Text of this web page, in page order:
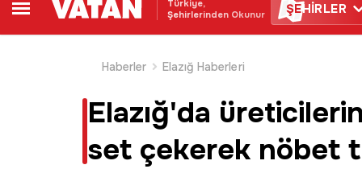
Türkiye,
Şehirlerinden Okunur
ŞEHİRLER
Haberler Elazığ Haberleri
Elazığ'da
set çekerek nöbet